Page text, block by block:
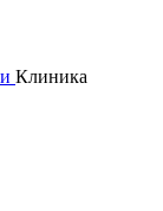
Клиника